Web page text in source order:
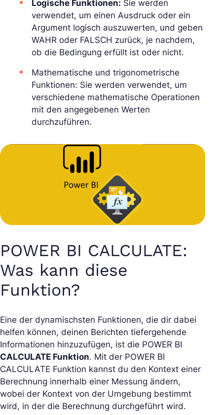
Logische Funktionen: Sie werden
verwendet, um einen Ausdruck oder ein
Argument logisch auszuwerten, und geben
WAHR oder FALSCH zurück, je nachdem,
ob die Bedingung erfüllt ist oder nicht.
Mathematische und trigonometrische
Funktionen: Sie werden verwendet, um
verschiedene mathematische Operationen
mit den angegebenen Werten
durchzuführen.
POWER BI CALCULATE:
Was kann diese
Funktion?
Eine der dynamischsten Funktionen, die dir dabei
helfen können, deinen Berichten tiefergehende
Informationen hinzuzufügen, ist die POWER BI
CALCULATE Funktion. Mit der POWER BI
CALCULATE Funktion kannst du den Kontext einer
Berechnung innerhalb einer Messung ändern,
wobei der Kontext von der Umgebung bestimmt
wird, in der die Berechnung durchgeführt wird.